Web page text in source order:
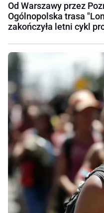
Od Warszawy przez
Ogólnopolska trasa
zakończyła letni cykl